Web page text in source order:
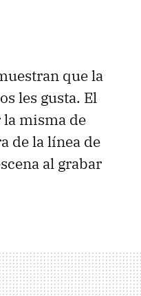
que la
les gusta. El
la misma de
de la línea de
al grabar